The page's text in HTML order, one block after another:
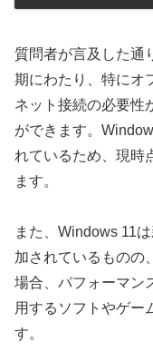
質問者が言及した通
期にわたり、特にオ
ネット接続の必要性
ができます。
れているため、現時
ます。
また、Windows 11
加されているものの
場合、パフォーマン
用するソフトやゲー
す。